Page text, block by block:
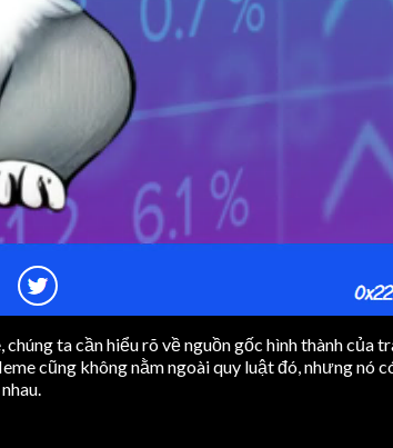
ta cần hiểu rõ về nguồn gốc hình thành của
cũng không nằm ngoài quy luật đó, nhưng